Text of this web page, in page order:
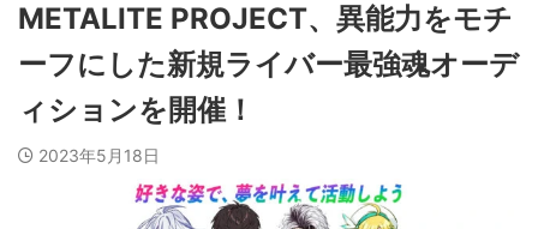
Grow A Garden（庭を成長させる）
METALITE PROJECT、異能力をモチ
ーフにした新規ライバー最強魂オーデ
ィションを開催！
2023年5月18日